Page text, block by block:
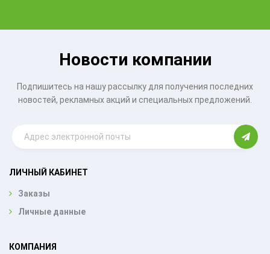
Новости компании
Подпишитесь на нашу рассылку для получения последних
новостей, рекламных акций и специальных предложений.
ЛИЧНЫЙ КАБИНЕТ
Заказы
Личные данные
КОМПАНИЯ